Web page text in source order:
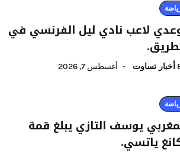
لاعب نادي ليل الفرنسي في
أخبار تساوت أغسطس 7, 2026
يوسف التازي يبلغ قمة
ياتسي.